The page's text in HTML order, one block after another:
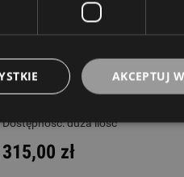
Wysyłkowy:
dostępne
W rezerwacji: 3 szt
Dostępność:duża ilość
315,00 zł
AKCEPTUJ